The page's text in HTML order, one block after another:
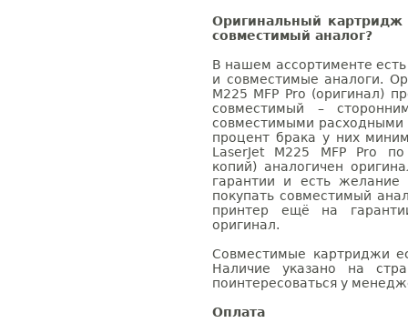
Оригинальный картридж
совместимый аналог?
В нашем ассортименте
и совместимые аналоги.
M225 MFP Pro (оригинал)
совместимый –
совместимыми расходными
процент брака у них
LaserJet M225 MFP Pro
копий) аналогичен
гарантии и есть
покупать совместимый
принтер ещё на
оригинал.
Совместимые картриджи
Наличие указано на
поинтересоваться у
Оплата